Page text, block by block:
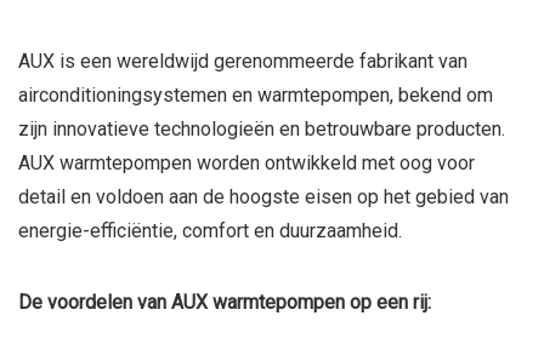
AUX is een wereldwijd gerenommeerde fabrikant van
airconditioningsystemen en warmtepompen, bekend om
zijn innovatieve technologieën en betrouwbare producten.
AUX warmtepompen worden ontwikkeld met oog voor
detail en voldoen aan de hoogste eisen op het gebied van
energie-efficiëntie, comfort en duurzaamheid.
De voordelen van AUX warmtepompen op een rij: